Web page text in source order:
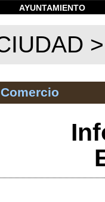
AYUNTAMIENTO
Comercio